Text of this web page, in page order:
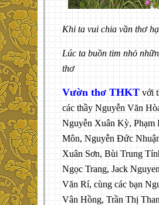
Khi ta vui chia vần thơ
Lúc ta buồn tim nhỏ
thơ
Vườn thơ THKT với
các thầy Nguyễn Văn
Nguyễn Xuân Kỳ, Phạm
Môn, Nguyễn Đức
Xuân Sơn, Bùi Trung
Ngọc Trang, Jack
Văn Rí, cùng các bạn
Vân Hồng, Trần Thị